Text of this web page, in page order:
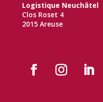
Logistique Neuchâtel
Clos Roset 4
2015 Areuse